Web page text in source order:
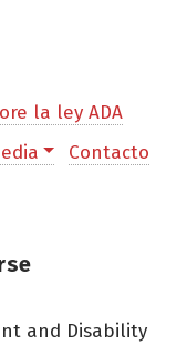
la ley ADA
Contacto
and Disability